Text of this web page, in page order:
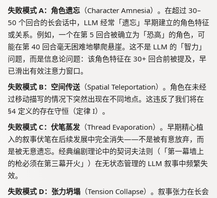
}|
失败模式 A：角色遗忘 （Character Amnesia）。在超过 30–
50 个回合的长会话中，LLM 经常「遗忘」早期建立的角色特征
或关系。例如，一个在第 5 回合被确立为「恐高」的角色，可
能在第 40 回合毫无困难地攀爬悬崖。这不是 LLM 的「智力」
问题，而是信息论问题：该角色特征在 30+ 回合前被提及，早
已滑出有效注意力窗口。
失败模式 B：空间传送 （Spatial Teleportation）。角色在未经
过移动描写的情况下突然出现在不同地点。这违反了我们将在
§4 定义的存在守恒（定律 I）。
失败模式 C：伏笔蒸发 （Thread Evaporation）。早期精心植
入的叙事伏笔在后续发展中完全消失——不是被有意放弃，而
是被无意遗忘。经典编剧理论中的契诃夫法则（「第一幕墙上
的枪必须在第三幕开火」）在无状态管理的 LLM 叙事中频繁失
效。
失败模式 D：张力坍塌 （Tension Collapse）。叙事张力在长会